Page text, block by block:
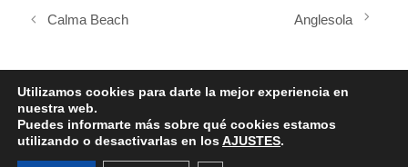
Calma Beach Anglesola
Copyright © 2020-2026 Arevic Aircarged S.L..
Utilizamos cookies para darte la mejor experiencia en
nuestra web.
Puedes informarte más sobre qué cookies estamos
utilizando o desactivarlas en losAJUSTES.